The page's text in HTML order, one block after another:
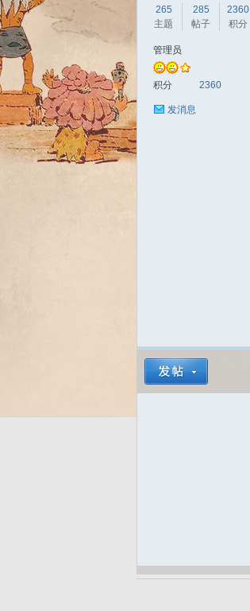
265
主题
285
帖子
2360
积分
管理员
积分 2360
发消息